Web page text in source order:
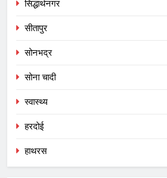
सिद्धार्थनगर
सीतापुर
सोनभद्र
सोना चादी
स्वास्थ्य
हरदोई
हाथरस